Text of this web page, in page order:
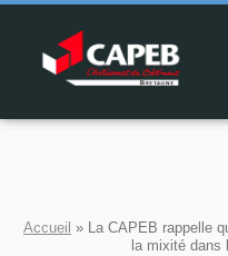
Accueil » La CAPEB rappelle
la mixité dans